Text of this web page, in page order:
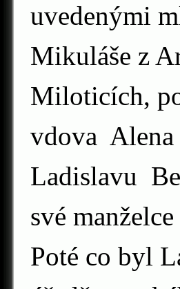
uvedenými
Mikuláše z
Miloticích,
vdova
Ladislavu
své
Poté co byl